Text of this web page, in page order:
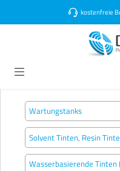
kostenfreie
Wartungstanks
Solvent Tinten, Resin
Wasserbasierende Tinten